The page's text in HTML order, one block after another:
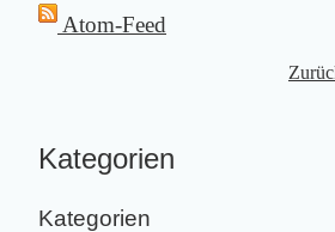
Atom-Feed
Kategorien
Kategorien